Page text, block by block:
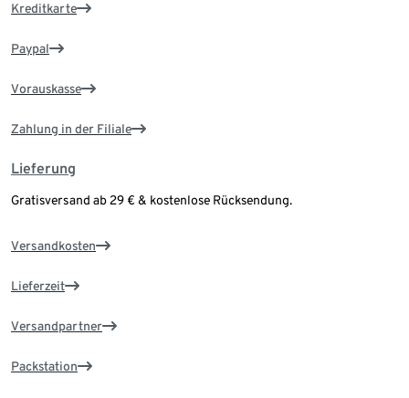
Kreditkarte
Paypal
Vorauskasse
Zahlung in der Filiale
Lieferung
Gratisversand ab 29 € & kostenlose Rücksendung.
Versandkosten
Lieferzeit
Versandpartner
Packstation